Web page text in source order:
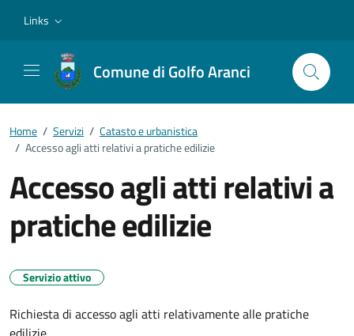
Links
Comune di Golfo Aranci
Home / Servizi / Catasto e urbanistica
/ Accesso agli atti relativi a pratiche edilizie
Accesso agli atti relativi a
pratiche edilizie
Servizio attivo
Richiesta di accesso agli atti relativamente alle pratiche